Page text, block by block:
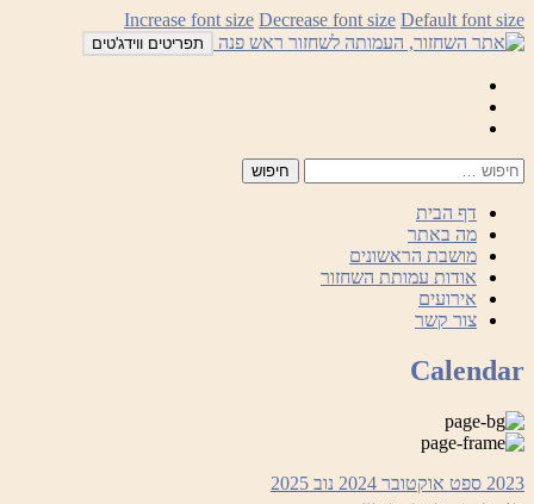
לדלג
לתוכן
Increase font size Decrease font size Default font size
תפריטים ווידג'טים
דף הבית
מה באתר
מושבת הראשונים
אודות עמותת השחזור
אירועים
צור קשר
Calendar
2023 ספט אוקטובר 2024 נוב 2025